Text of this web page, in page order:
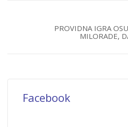
PROVIDNA IGRA
MILORADE,
Facebook